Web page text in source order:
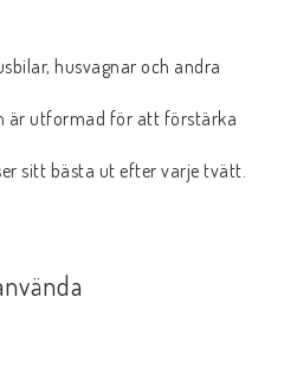
husvagnar och andra
är utformad för att förstärka
sitt bästa ut efter varje tvätt.